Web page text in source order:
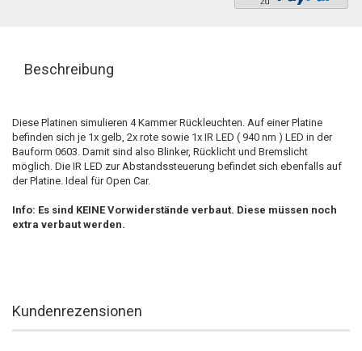
Beschreibung
Diese Platinen simulieren 4 Kammer Rückleuchten. Auf einer Platine
befinden sich je 1x gelb, 2x rote sowie 1x IR LED ( 940 nm ) LED in der
Bauform 0603. Damit sind also Blinker, Rücklicht und Bremslicht
möglich. Die IR LED zur Abstandssteuerung befindet sich ebenfalls auf
der Platine. Ideal für Open Car.
Info: Es sind KEINE Vorwiderstände verbaut. Diese müssen noch
extra verbaut werden.
Kundenrezensionen